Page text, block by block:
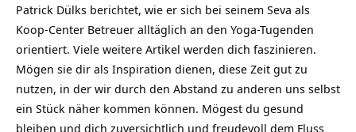
Patrick Dülks berichtet, wie er sich bei seinem Seva als
Koop-Center Betreuer alltäglich an den Yoga-Tugenden
orientiert. Viele weitere Artikel werden dich faszinieren.
Mögen sie dir als Inspiration dienen, diese Zeit gut zu
nutzen, in der wir durch den Abstand zu anderen uns selbst
ein Stück näher kommen können. Mögest du gesund
bleiben und dich zuversichtlich und freudevoll dem Fluss